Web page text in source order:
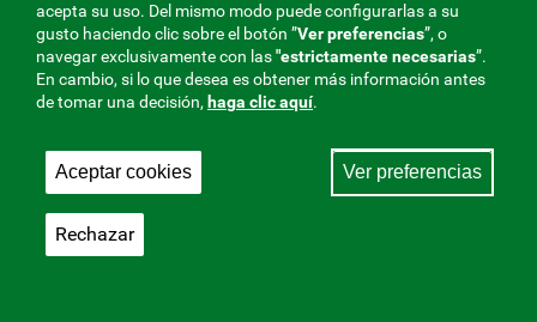
MENÚ
REDES
SOCIALES
V20
Aviso legal|Privacidad
Mutua Colaboradora con la Seguridad Social, 275.
acepta su uso. Del mismo modo puede configurarlas a su
gusto haciendo clic sobre el botón ”Ver preferencias”, o
navegar exclusivamente con las"estrictamentenecesarias”.
En cambio, si lo que desea es obtener más información antes
de tomar una decisión, haga clic aquí.
Aceptar cookies Ver preferencias
Rechazar